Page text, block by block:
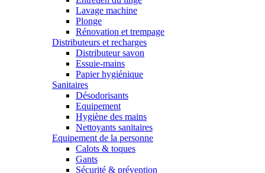
Lavage machine
Plonge
Rénovation et trempage
Distributeurs et recharges
Distributeur savon
Essuie-mains
Papier hygiénique
Sanitaires
Désodorisants
Equipement
Hygiène des mains
Nettoyants sanitaires
Equipement de la personne
Calots & toques
Gants
Sécurité & prévention